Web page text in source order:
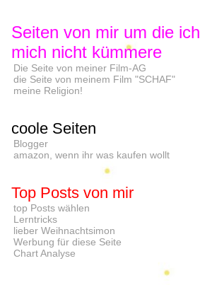
Seiten von mir um die ich
mich nicht kümmere
Die Seite von meiner Film-AG
die Seite von meinem Film "SCHAF"
meine Religion!
coole Seiten
Blogger
amazon, wenn ihr was kaufen wollt
Top Posts von mir
top Posts wählen
Lerntricks
lieber Weihnachtsimon
Werbung für diese Seite
Chart Analyse